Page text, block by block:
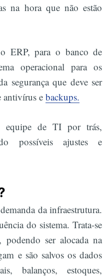
na hora que não estão
ERP, para o banco de
operacional para os
segurança que deve ser
antivírus ebackups.
equipe de TI por trás,
possíveis ajustes e
da infraestrutura.
do sistema. Trata-se
ser alocada na
e são salvos os dados
balanços, estoques,